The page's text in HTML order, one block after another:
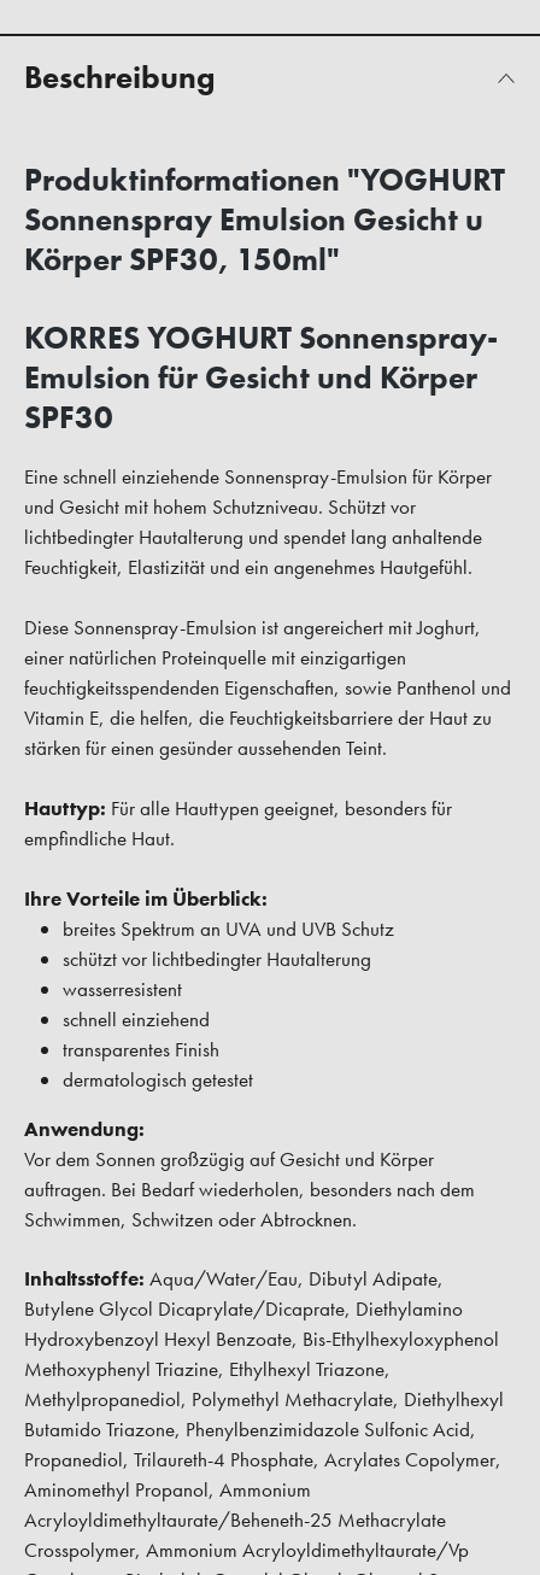
Beschreibung
Produktinformationen "YOGHURT
Sonnenspray Emulsion Gesicht u
Körper SPF30, 150ml"
KORRES YOGHURT Sonnenspray-
Emulsion für Gesicht und Körper
SPF30
Eine schnell einziehende Sonnenspray-Emulsion für Körper
und Gesicht mit hohem Schutzniveau. Schützt vor
lichtbedingter Hautalterung und spendet lang anhaltende
Feuchtigkeit, Elastizität und ein angenehmes Hautgefühl.
Diese Sonnenspray-Emulsion ist angereichert mit Joghurt,
einer natürlichen Proteinquelle mit einzigartigen
feuchtigkeitsspendenden Eigenschaften, sowie Panthenol und
Vitamin E, die helfen, die Feuchtigkeitsbarriere der Haut zu
stärken für einen gesünder aussehenden Teint.
Hauttyp: Für alle Hauttypen geeignet, besonders für
empfindliche Haut.
Ihre Vorteile im Überblick:
breites Spektrum an UVA und UVB Schutz
schützt vor lichtbedingter Hautalterung
wasserresistent
schnell einziehend
transparentes Finish
dermatologisch getestet
Anwendung:
Vor dem Sonnen großzügig auf Gesicht und Körper
auftragen. Bei Bedarf wiederholen, besonders nach dem
Schwimmen, Schwitzen oder Abtrocknen.
Inhaltsstoffe: Aqua/Water/Eau, Dibutyl Adipate,
Butylene Glycol Dicaprylate/Dicaprate, Diethylamino
Hydroxybenzoyl Hexyl Benzoate, Bis-Ethylhexyloxyphenol
Methoxyphenyl Triazine, Ethylhexyl Triazone,
Methylpropanediol, Polymethyl Methacrylate, Diethylhexyl
Butamido Triazone, Phenylbenzimidazole Sulfonic Acid,
Propanediol, Trilaureth-4 Phosphate, Acrylates Copolymer,
Aminomethyl Propanol, Ammonium
Acryloyldimethyltaurate/Beheneth-25 Methacrylate
Crosspolymer, Ammonium Acryloyldimethyltaurate/Vp